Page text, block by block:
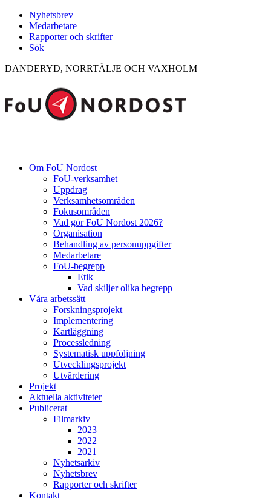
Nyhetsbrev
Medarbetare
Rapporter och skrifter
Sök
DANDERYD, NORRTÄLJE OCH VAXHOLM
Om FoU Nordost
FoU-verksamhet
Uppdrag
Verksamhetsområden
Fokusområden
Vad gör FoU Nordost 2026?
Organisation
Behandling av personuppgifter
Medarbetare
FoU-begrepp
Etik
Vad skiljer olika begrepp
Våra arbetssätt
Forskningsprojekt
Implementering
Kartläggning
Processledning
Systematisk uppföljning
Utvecklingsprojekt
Utvärdering
Projekt
Aktuella aktiviteter
Publicerat
Filmarkiv
2023
2022
2021
Nyhetsarkiv
Nyhetsbrev
Rapporter och skrifter
Kontakt